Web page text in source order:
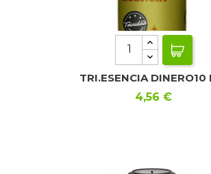
TRI.ESENCIA DINERO10
Precio
4,56 €